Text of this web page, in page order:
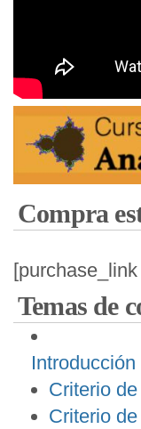
Compra
Temas de
Criterio
Criterio